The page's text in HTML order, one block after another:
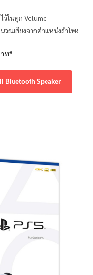
ว้ในทุก Volume
วณเสียงจากตำแหน่งสำโพง
าท*
Bluetooth Speaker